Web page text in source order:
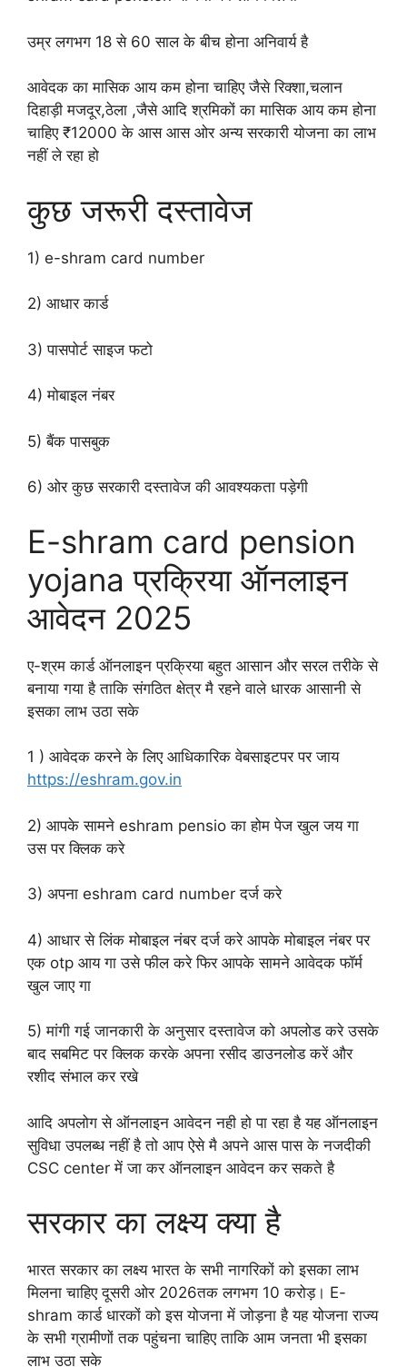
उम्र लगभग 18 से 60 साल के बीच होना अनिवार्य है
आवेदक का मासिक आय कम होना चाहिए जैसे रिक्शा,चलान
दिहाड़ी मजदूर,ठेला ,जैसे आदि श्रमिकों का मासिक आय कम होना
चाहिए ₹12000 के आस आस ओर अन्य सरकारी योजना का लाभ
नहीं ले रहा हो
कुछ जरूरी दस्तावेज
1) e-shram card number
2) आधार कार्ड
3) पासपोर्ट साइज फटो
4) मोबाइल नंबर
5) बैंक पासबुक
6) ओर कुछ सरकारी दस्तावेज की आवश्यकता पड़ेगी
E-shram card pension
yojana प्रक्रिया ऑनलाइन
आवेदन 2025
ए-श्रम कार्ड ऑनलाइन प्रक्रिया बहुत आसान और सरल तरीके से
बनाया गया है ताकि संगठित क्षेत्र मै रहने वाले धारक आसानी से
इसका लाभ उठा सके
1 ) आवेदक करने के लिए आधिकारिक वेबसाइटपर पर जाय
https://eshram.gov.in
2) आपके सामने eshram pensio का होम पेज खुल जय गा
उस पर क्लिक करे
3) अपना eshram card number दर्ज करे
4) आधार से लिंक मोबाइल नंबर दर्ज करे आपके मोबाइल नंबर पर
एक otp आय गा उसे फील करे फिर आपके सामने आवेदक फॉर्म
खुल जाए गा
5) मांगी गई जानकारी के अनुसार दस्तावेज को अपलोड करे उसके
बाद सबमिट पर क्लिक करके अपना रसीद डाउनलोड करें और
रशीद संभाल कर रखे
आदि अपलोग से ऑनलाइन आवेदन नही हो पा रहा है यह ऑनलाइन
सुविधा उपलब्ध नहीं है तो आप ऐसे मै अपने आस पास के नजदीकी
CSC center में जा कर ऑनलाइन आवेदन कर सकते है
सरकार का लक्ष्य क्या है
भारत सरकार का लक्ष्य भारत के सभी नागरिकों को इसका लाभ
मिलना चाहिए दूसरी ओर 2026तक लगभग 10 करोड़। E-
shram कार्ड धारकों को इस योजना में जोड़ना है यह योजना राज्य
के सभी ग्रामीणों तक पहुंचना चाहिए ताकि आम जनता भी इसका
लाभ उठा सके